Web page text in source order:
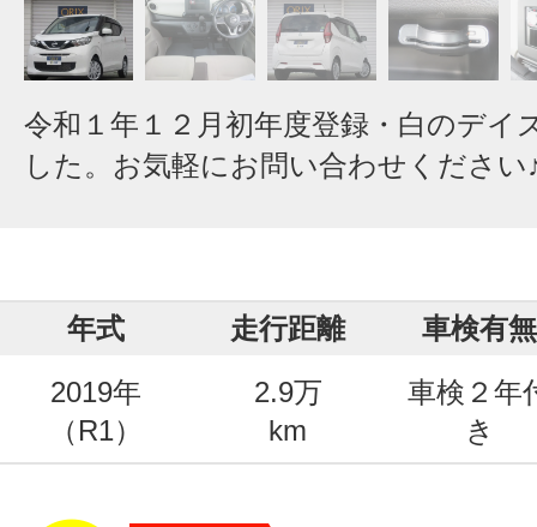
令和１年１２月初年度登録・白のデイ
した。お気軽にお問い合わせください
年式 走行距離
車検有無
2019年
（R1）
2.9万
km
車検２年
き